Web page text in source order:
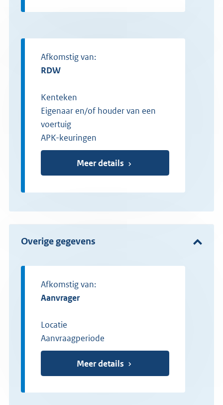
Afkomstig van:
RDW
Kenteken
Eigenaar en/of houder van een
voertuig
APK-keuringen
Meer details
Overige gegevens
Afkomstig van:
aanvrager
Locatie
Aanvraagperiode
Meer details